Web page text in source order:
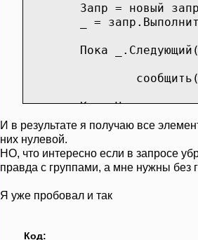
Запр = новый
_ =
Пока
КонецЦикла;
И в результате я получаю все
них нулевой.
НО, что интересно если в запросе
правда с группами, а мне нужны без
Я уже пробовал и так
Код: